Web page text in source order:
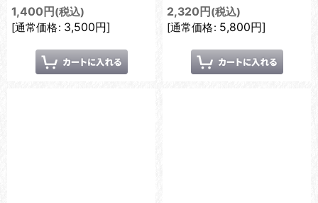
1,400 円 (税込)
[通常価格: 3,500円]
2,320 円 (税込)
[通常価格: 5,800円]